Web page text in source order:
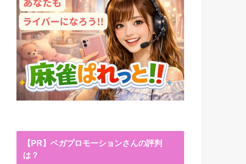
【PR】ベガプロモーションさんの評判
は？